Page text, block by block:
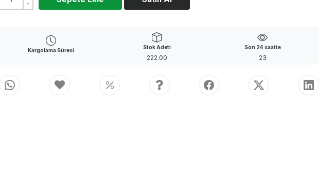
-
Kargolama Süresi Stok Adeti
222.00
Son 24 saatte
23